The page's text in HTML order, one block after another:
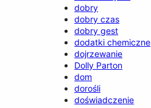
dobry
dobry czas
dobry gest
dodatki chemiczne
dojrzewanie
Dolly Parton
dom
dorośli
doświadczenie